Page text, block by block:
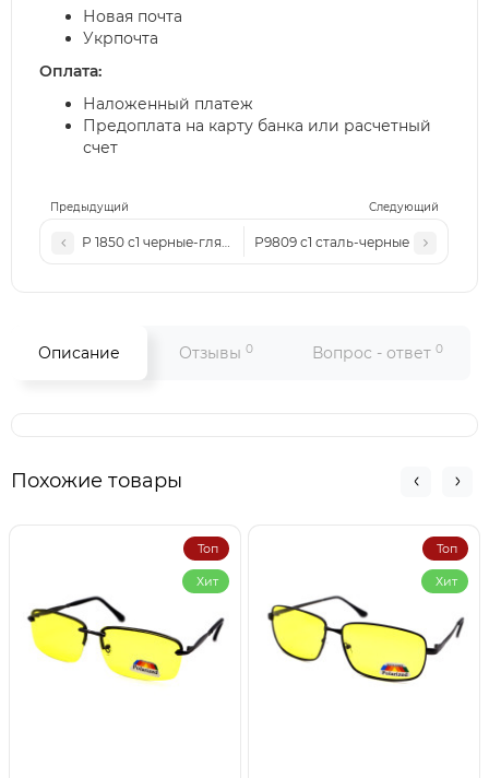
Предыдущий Следующий
Р 1850 с1 черные-глянцевыеР9809 с1 сталь-черные
Новая почта
Укрпочта
Оплата:
Наложенный платеж
Предоплата на карту банка или расчетный
счет
Описание Отзывы 0 Вопрос - ответ 0
Похожие товары
Топ
Хит
Топ
Хит